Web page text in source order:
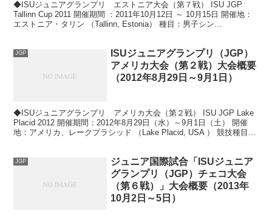
◆ISUジュニアグランプリ エストニア大会（第７戦） ISU JGP
Tallinn Cup 2011 開催期間 ：2011年10月12日 ～ 10月15日 開催地：
エストニア・タリン （Tallinn, Estonia） 種目：男子シン...
JGP
ISUジュニアグランプリ（JGP）
アメリカ大会（第２戦）大会概要
（2012年8月29日～9月1日）
◆ISUジュニアグランプリ アメリカ大会（第２戦） ISU JGP Lake
Placid 2012 開催期間：2012年8月29日（水）～9月1日（土） 開催
地：アメリカ、レークプラシッド （Lake Placid, USA ） 競技種目...
JGP
ジュニア国際試合「ISUジュニア
グランプリ（JGP）チェコ大会
（第６戦）」大会概要（2013年
10月2日～5日）